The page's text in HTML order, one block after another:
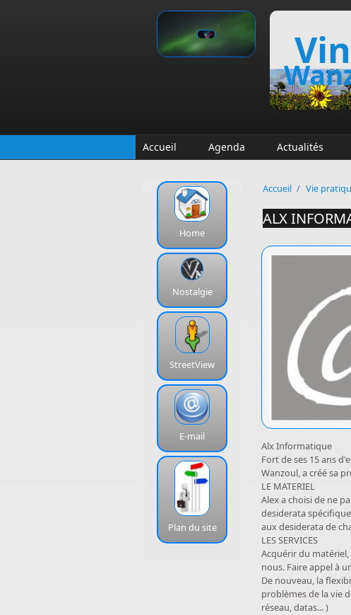
Accueil Agenda Actualités
Home
Nostalgie
StreetView
E-mail
Plan du site
Accueil / Vie
ALX
Alx Informatique
Fort de ses 15 ans
Wanzoul, a créé sa
LE MATERIEL
Alex a choisi de ne
desiderata
aux desiderata de
LES SERVICES
Acquérir du
nous. Faire appel à
De nouveau, la
problèmes de la vie
réseau, datas... )